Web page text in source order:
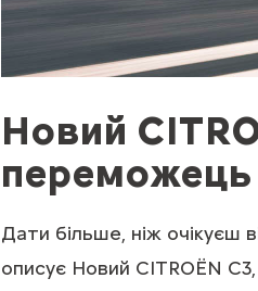
Новий
Дати більше, ніж очікуєш
описує Новий CITROЁN